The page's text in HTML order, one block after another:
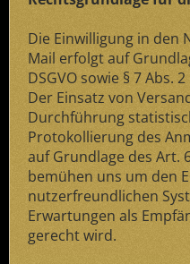
Die Einwilligung in den
Mail erfolgt auf
DSGVO sowie § 7 Abs.
Der Einsatz von
Durchführung
Protokollierung des
auf Grundlage des Art.
bemühen uns um den
nutzerfreundlichen
Erwartungen als
gerecht wird.